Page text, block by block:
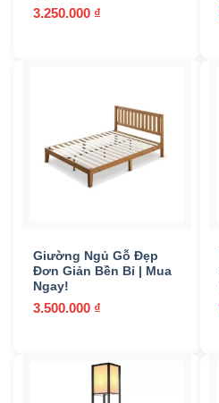
3.250.000 ₫
Giường Ngủ Gỗ Đẹp
Đơn Giản Bền Bỉ | Mua
Ngay!
3.500.000 ₫